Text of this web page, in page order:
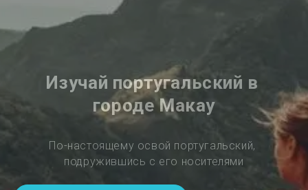
Изучай португальский в
городе Макау
По-настоящему освой португальский,
подружившись с его носителями